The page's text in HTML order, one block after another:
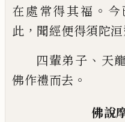
在處常得其福 。
此 ， 聞經便得須陀
四輩弟子 、 天
佛作禮而去 。
佛說